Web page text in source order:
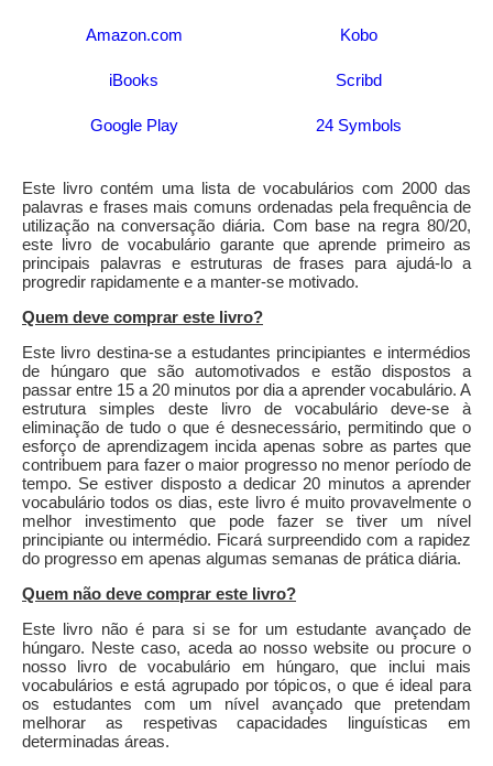
Amazon.com Kobo
iBooks Scribd
Google Play 24 Symbols
Este livro contém uma lista de vocabulários com 2000 das
palavras e frases mais comuns ordenadas pela frequência de
utilização na conversação diária. Com base na regra 80/20,
este livro de vocabulário garante que aprende primeiro as
principais palavras e estruturas de frases para ajudá-lo a
progredir rapidamente e a manter-se motivado.
Quem deve comprar este livro?
Este livro destina-se a estudantes principiantes e intermédios
de húngaro que são automotivados e estão dispostos a
passar entre 15 a 20 minutos por dia a aprender vocabulário. A
estrutura simples deste livro de vocabulário deve-se à
eliminação de tudo o que é desnecessário, permitindo que o
esforço de aprendizagem incida apenas sobre as partes que
contribuem para fazer o maior progresso no menor período de
tempo. Se estiver disposto a dedicar 20 minutos a aprender
vocabulário todos os dias, este livro é muito provavelmente o
melhor investimento que pode fazer se tiver um nível
principiante ou intermédio. Ficará surpreendido com a rapidez
do progresso em apenas algumas semanas de prática diária.
Quem não deve comprar este livro?
Este livro não é para si se for um estudante avançado de
húngaro. Neste caso, aceda ao nosso website ou procure o
nosso livro de vocabulário em húngaro, que inclui mais
vocabulários e está agrupado por tópicos, o que é ideal para
os estudantes com um nível avançado que pretendam
melhorar as respetivas capacidades linguísticas em
determinadas áreas.